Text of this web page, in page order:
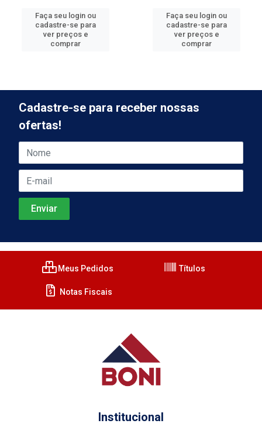
Faça seu login ou
cadastre-se para
ver preços e
comprar
Faça seu login ou
cadastre-se para
ver preços e
comprar
Cadastre-se para receber nossas
ofertas!
Meus Pedidos Títulos
Notas Fiscais
Institucional